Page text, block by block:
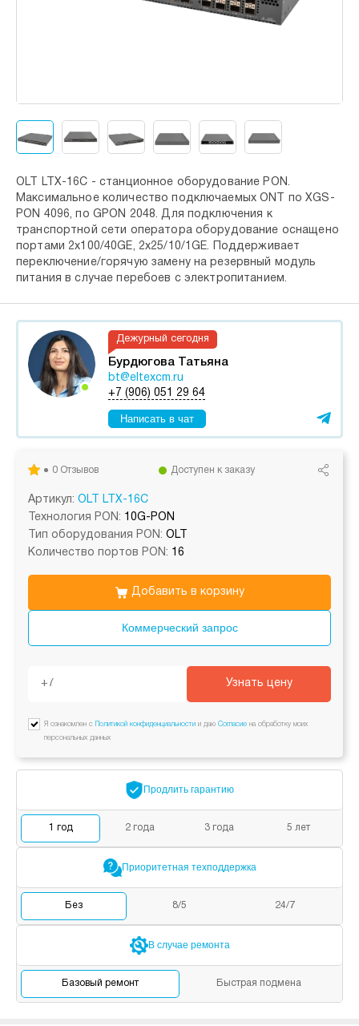
OLT LTX-16C - станционное оборудование PON.
Максимальное количество подключаемых ONT по XGS-
PON 4096, по GPON 2048. Для подключения к
транспортной сети оператора оборудование оснащено
портами 2x100/40GE, 2x25/10/1GE. Поддерживает
переключение/горячую замену на резервный модуль
питания в случае перебоев с электропитанием.
Дежурный сегодня
Бурдюгова Татьяна
bt@eltexcm.ru
+7 (906) 051 29 64
Написать в чат
0 Отзывов Доступен к заказу
Артикул: OLT LTX-16C
Технология PON: 10G-PON
Тип оборудования PON: OLT
Количество портов PON: 16
Коммерческий запрос
Добавить в корзину
Узнать цену
Я ознакомлен с Политикой конфиденциальности и даю Согласие на обработку моих
персональных данных
Продлить гарантию
1 год 2 года 3 года 5 лет
Приоритетная техподдержка
Без 8/5 24/7
В случае ремонта
Базовый ремонт Быстрая подмена